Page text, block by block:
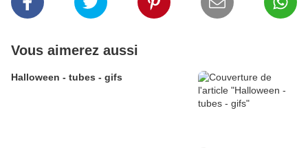
Vous aimerez aussi
Halloween - tubes - gifs